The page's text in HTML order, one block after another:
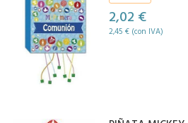
2,02 €
2,45 € (con IVA)